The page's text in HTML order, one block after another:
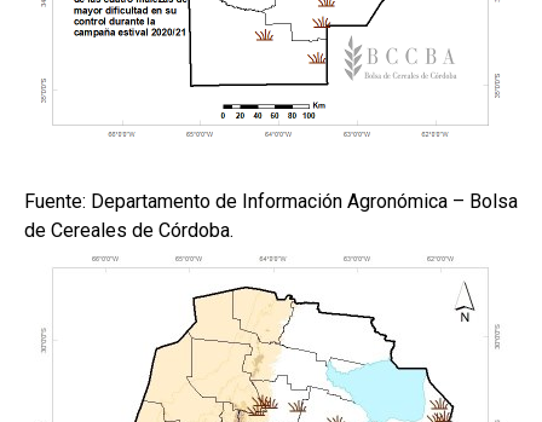
Fuente: Departamento de Información Agronómica – Bolsa
de Cereales de Córdoba.